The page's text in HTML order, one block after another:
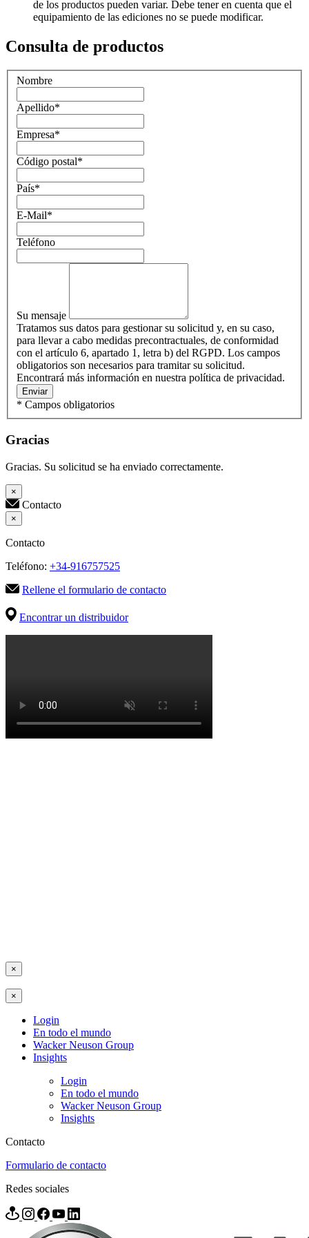
de los productos pueden variar. Debe tener en cuenta que el
equipamiento de las ediciones no se puede modificar.
Consulta de productos
Nombre
Apellido*
Empresa*
Código postal*
País*
E-Mail*
Teléfono
Su mensaje
Tratamos sus datos para gestionar su solicitud y, en su caso,
para llevar a cabo medidas precontractuales, de conformidad
con el artículo 6, apartado 1, letra b) del RGPD. Los campos
obligatorios son necesarios para tramitar su solicitud.
Encontrará más información en nuestra política de privacidad.
Enviar
* Campos obligatorios
Gracias
Gracias. Su solicitud se ha enviado correctamente.
×
Contacto
×
Contacto
Teléfono: +34-916757525
Rellene el formulario de contacto
Encontrar un distribuidor
×
×
Login
En todo el mundo
Wacker Neuson Group
Insights
Login
En todo el mundo
Wacker Neuson Group
Insights
Contacto
Formulario de contacto
Redes sociales